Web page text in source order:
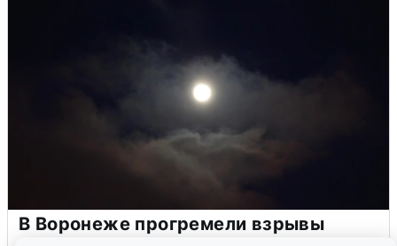
В Воронеже прогремели взрывы